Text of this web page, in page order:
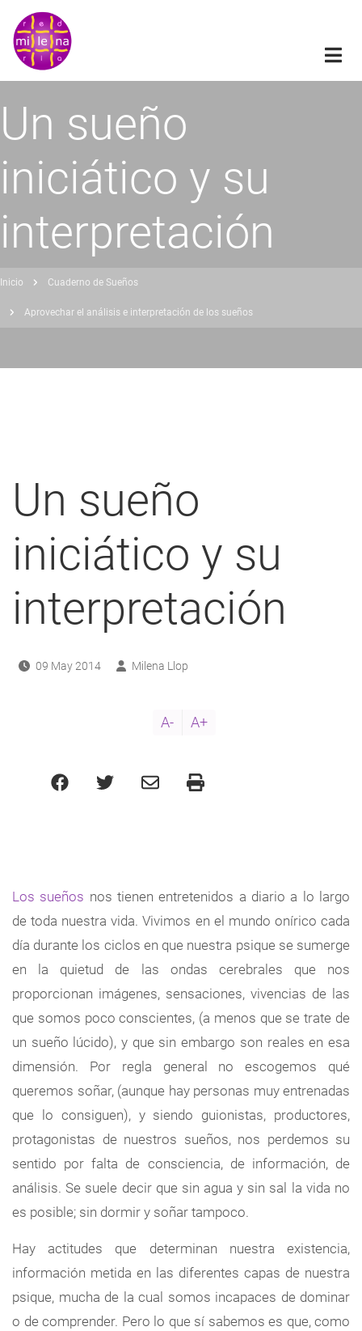
Pasar
contenido
principal
Un sueño
iniciático y su
interpretación
Inicio Cuaderno de Sueños
Aprovechar el análisis e interpretación de los sueños
Un sueño
iniciático y su
interpretación
09 May 2014 Milena Llop
A- A+
Los sueños nos tienen entretenidos a diario a lo largo
de toda nuestra vida. Vivimos en el mundo onírico cada
día durante los ciclos en que nuestra psique se sumerge
en la quietud de las ondas cerebrales que nos
proporcionan imágenes, sensaciones, vivencias de las
que somos poco conscientes, (a menos que se trate de
un sueño lúcido), y que sin embargo son reales en esa
dimensión. Por regla general no escogemos qué
queremos soñar, (aunque hay personas muy entrenadas
que lo consiguen), y siendo guionistas, productores,
protagonistas de nuestros sueños, nos perdemos su
sentido por falta de consciencia, de información, de
análisis. Se suele decir que sin agua y sin sal la vida no
es posible; sin dormir y soñar tampoco.
Hay actitudes que determinan nuestra existencia,
información metida en las diferentes capas de nuestra
psique, mucha de la cual somos incapaces de dominar
o de comprender. Pero lo que sí sabemos es que, como